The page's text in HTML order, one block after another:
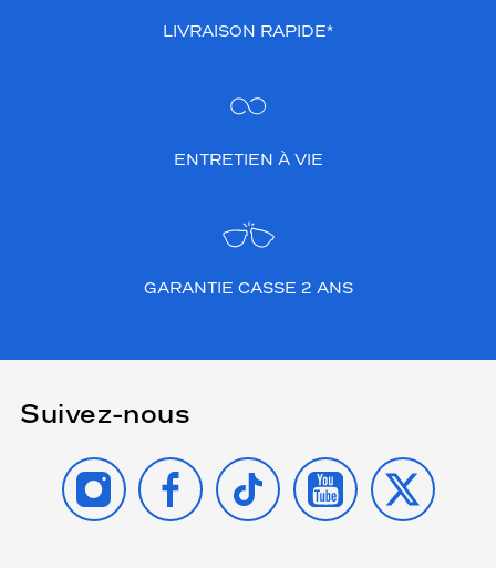
LIVRAISON RAPIDE*
ENTRETIEN À VIE
GARANTIE CASSE 2 ANS
Suivez-nous
INSTAGRAMFACEBOOK
TIKTOK YOUTUBE
X